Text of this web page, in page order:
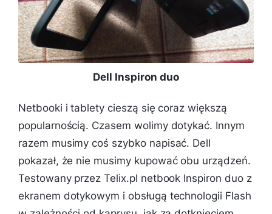
Dell Inspiron duo
Netbooki i tablety cieszą się coraz większą
popularnością. Czasem wolimy dotykać. Innym
razem musimy coś szybko napisać. Dell
pokazał, że nie musimy kupować obu urządzeń.
Testowany przez Telix.pl netbook Inspiron duo z
ekranem dotykowym i obsługą technologii Flash